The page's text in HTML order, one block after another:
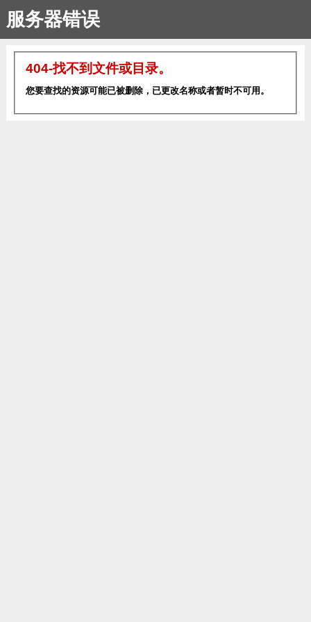
服务器错误
404-找不到文件或目录。
您要查找的资源可能已被删除，已更改名称或者暂时不可用。